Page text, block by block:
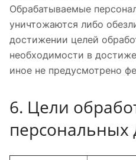
Обрабатываемые
уничтожаются либо
достижении целей
необходимости в
иное не предусмотрено
6. Цели
персональных